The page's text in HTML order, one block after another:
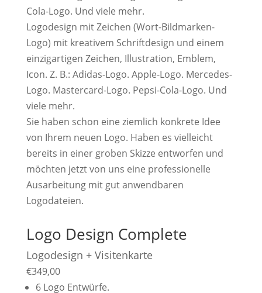
Cola-Logo. Und viele mehr.
Logodesign mit Zeichen (Wort-Bildmarken-
Logo) mit kreativem Schriftdesign und einem
einzigartigen Zeichen, Illustration, Emblem,
Icon. Z. B.: Adidas-Logo. Apple-Logo. Mercedes-
Logo. Mastercard-Logo. Pepsi-Cola-Logo. Und
viele mehr.
Sie haben schon eine ziemlich konkrete Idee
von Ihrem neuen Logo. Haben es vielleicht
bereits in einer groben Skizze entworfen und
möchten jetzt von uns eine professionelle
Ausarbeitung mit gut anwendbaren
Logodateien.
Logo Design Complete
Logodesign + Visitenkarte
€349,00
6 Logo Entwürfe.